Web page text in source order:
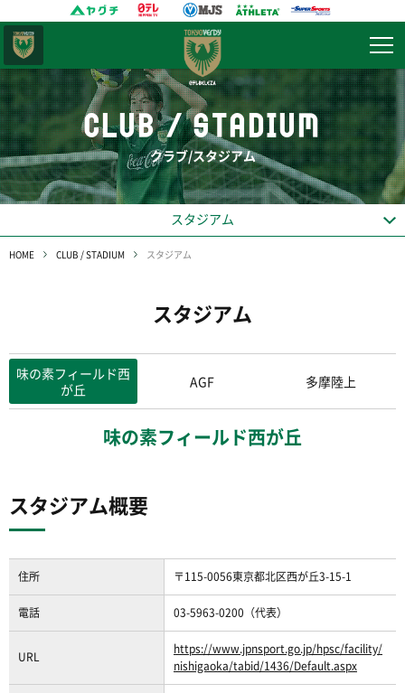
CLUB / STADIUM
クラブ/スタジアム
スタジアム
HOME CLUB / STADIUM スタジアム
スタジアム
味の素フィールド西
が丘
AGF 多摩陸上
味の素フィールド西が丘
スタジアム概要
住所 〒115-0056東京都北区西が丘3-15-1
電話 03-5963-0200（代表）
URL
https://www.jpnsport.go.jp/hpsc/facility/
nishigaoka/tabid/1436/Default.aspx